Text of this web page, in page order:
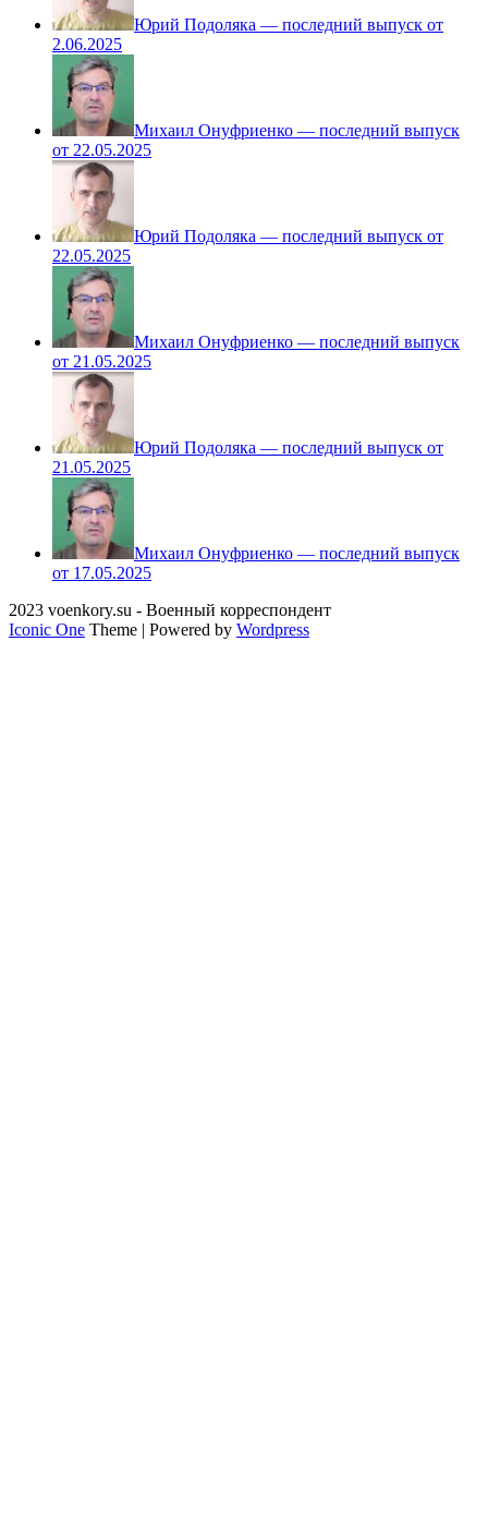
Юрий Подоляка — последний выпуск от
2.06.2025
Михаил Онуфриенко — последний выпуск
от 22.05.2025
Юрий Подоляка — последний выпуск от
22.05.2025
Михаил Онуфриенко — последний выпуск
от 21.05.2025
Юрий Подоляка — последний выпуск от
21.05.2025
Михаил Онуфриенко — последний выпуск
от 17.05.2025
2023 voenkory.su - Военный корреспондент
Iconic One Theme | Powered by Wordpress